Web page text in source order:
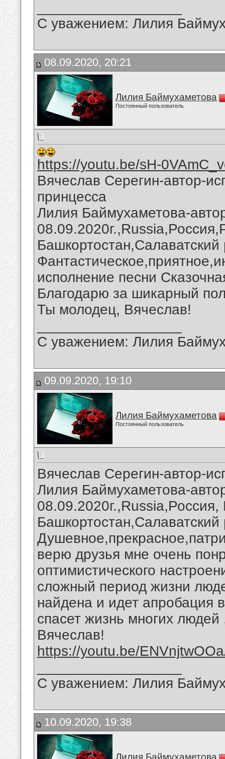
С уважением: Лилия
08.09.2020, 20:21
Лилия Баймухаметова
Постоянный пользователь
https://youtu.be/sH-
Вячеслав Серегин-автор-
принцесса
Лилия Баймухаметова-
исполнение песни
Благодарю за шикарный
Ты молодец, Вячеслав!
С уважением: Лилия
09.09.2020, 19:10
Лилия Баймухаметова
Постоянный пользователь
Вячеслав Серегин-автор-
Лилия Баймухаметова-
08.09.2020г.,Russia,Россия,
верю друзья мне очень
оптимистического
сложный период жизни
найдена и идет апробация
спасет жизнь многих
Вячеслав!
https://youtu.be/
С уважением: Лилия
10.09.2020, 19:38
Лилия Баймухаметова